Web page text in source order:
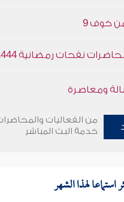
خوف 9
من الفعاليات
خدمة البث المباشر
استماعا لهذا الشهر